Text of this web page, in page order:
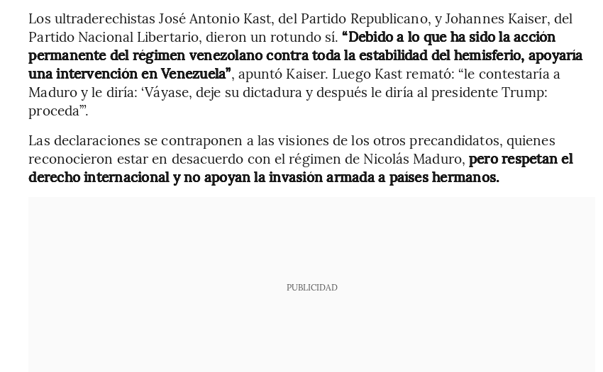
Los ultraderechistas José Antonio Kast, del Partido Republicano, y Johannes Kaiser, del
Partido Nacional Libertario, dieron un rotundo sí.“Debido a lo que ha sido la acción
permanente del régimen venezolano contra toda la estabilidad del hemisferio, apoyaría
una intervención en Venezuela”, apuntó Kaiser. Luego Kast remató: “le contestaría a
Maduro y le diría: ‘Váyase, deje su dictadura y después le diría al presidente Trump:
proceda’”.
Las declaraciones se contraponen a las visiones de los otros precandidatos, quienes
reconocieron estar en desacuerdo con el régimen de Nicolás Maduro,pero respetan el
derecho internacional y no apoyan la invasión armada a países hermanos.
PUBLICIDAD